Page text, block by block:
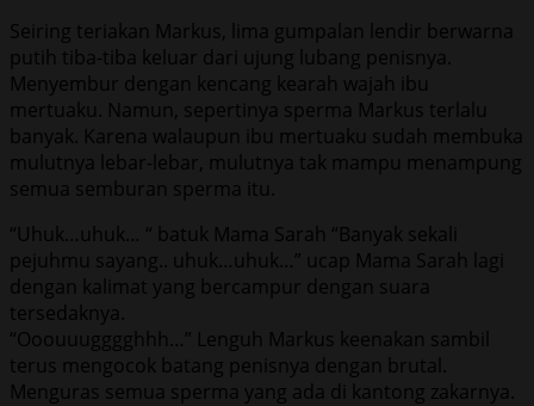
Seiring teriakan Markus, lima gumpalan lendir berwarna
putih tiba-tiba keluar dari ujung lubang penisnya.
Menyembur dengan kencang kearah wajah ibu
mertuaku. Namun, sepertinya sperma Markus terlalu
banyak. Karena walaupun ibu mertuaku sudah membuka
mulutnya lebar-lebar, mulutnya tak mampu menampung
semua semburan sperma itu.
“Uhuk…uhuk… “ batuk Mama Sarah “Banyak sekali
pejuhmu sayang.. uhuk…uhuk…” ucap Mama Sarah lagi
dengan kalimat yang bercampur dengan suara
tersedaknya.
“Ooouuugggghhh…” Lenguh Markus keenakan sambil
terus mengocok batang penisnya dengan brutal.
Menguras semua sperma yang ada di kantong zakarnya.